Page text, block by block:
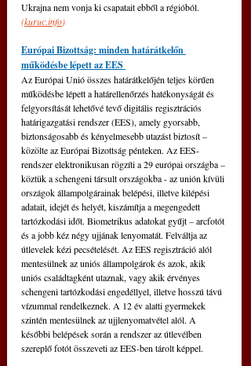
Ukrajna nem vonja ki csapatait ebből a régióból.
(kuruc.info)
Európai Bizottság: minden határátkelőn
működésbe lépett az EES
Az Európai Unió összes határátkelőjén teljes körűen
működésbe lépett a határellenőrzés hatékonyságát és
felgyorsítását lehetővé tevő digitális regisztrációs
határigazgatási rendszer (EES), amely gyorsabb,
biztonságosabb és kényelmesebb utazást biztosít –
közölte az Európai Bizottság pénteken. Az EES-
rendszer elektronikusan rögzíti a 29 európai országba –
köztük a schengeni társult országokba - az unión kívüli
országok állampolgárainak belépési, illetve kilépési
adatait, idejét és helyét, kiszámítja a megengedett
tartózkodási időt. Biometrikus adatokat gyűjt – arcfotót
és a jobb kéz négy ujjának lenyomatát. Felváltja az
útlevelek kézi pecsételését. Az EES regisztráció alól
mentesülnek az uniós állampolgárok és azok, akik
uniós családtagként utaznak, vagy akik érvényes
schengeni tartózkodási engedéllyel, illetve hosszú távú
vízummal rendelkeznek. A 12 év alatti gyermekek
szintén mentesülnek az ujjlenyomatvétel alól. A
későbbi belépések során a rendszer az útlevélben
szereplő fotót összeveti az EES-ben tárolt képpel.